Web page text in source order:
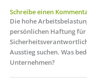
Schreibe einen
Die hohe
persönlichen Haftung
Ausstieg suchen. Was
Unternehmen?